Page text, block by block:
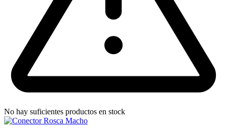
No hay suficientes productos en stock